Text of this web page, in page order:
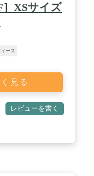
］XSサイズ
ース
見る
レビューを書く